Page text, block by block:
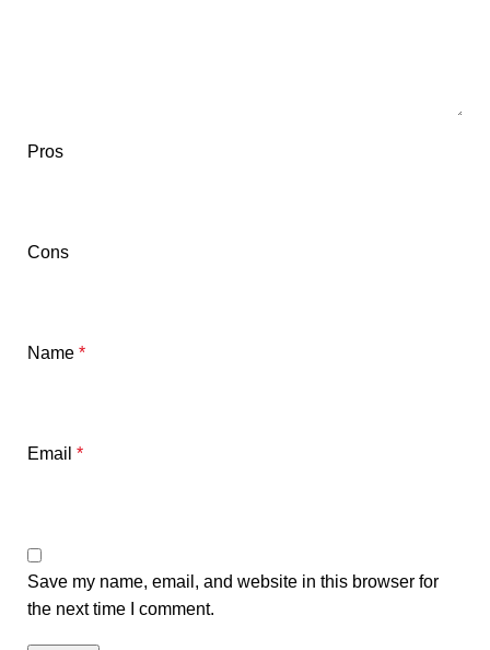
Pros
Cons
Name *
Email *
Save my name, email, and website in this browser for
the next time I comment.